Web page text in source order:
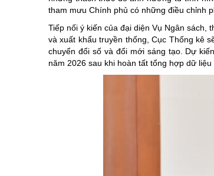
tham mưu Chính phủ có những điều chỉnh
Tiếp nối ý kiến của đại diện Vụ Ngân
và xuất khẩu truyền thống, Cục Thống kê
chuyển đổi số và đổi mới sáng tạo. Dự
năm 2026 sau khi hoàn tất tổng hợp dữ liệu